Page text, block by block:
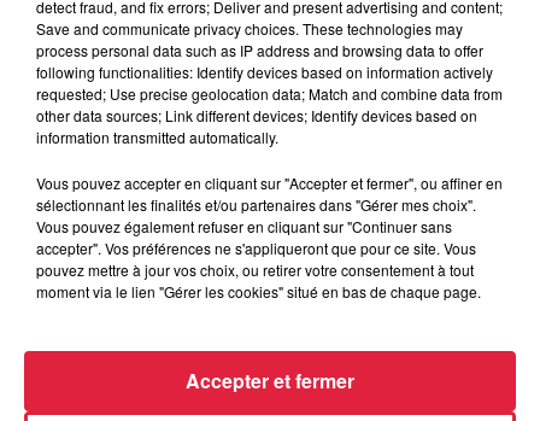
detect fraud, and fix errors; Deliver and present advertising and content;
Save and communicate privacy choices. These technologies may
process personal data such as IP address and browsing data to offer
following functionalities: Identify devices based on information actively
requested; Use precise geolocation data; Match and combine data from
other data sources; Link different devices; Identify devices based on
information transmitted automatically.
Vous pouvez accepter en cliquant sur "Accepter et fermer", ou affiner en
sélectionnant les finalités et/ou partenaires dans "Gérer mes choix".
Vous pouvez également refuser en cliquant sur "Continuer sans
accepter". Vos préférences ne s'appliqueront que pour ce site. Vous
pouvez mettre à jour vos choix, ou retirer votre consentement à tout
moment via le lien "Gérer les cookies" situé en bas de chaque page.
Accepter et fermer